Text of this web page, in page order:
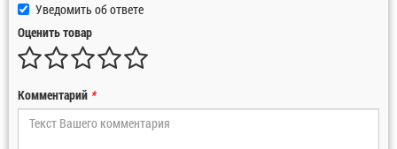
Уведомить об ответе
Оценить товар
Комментарий *